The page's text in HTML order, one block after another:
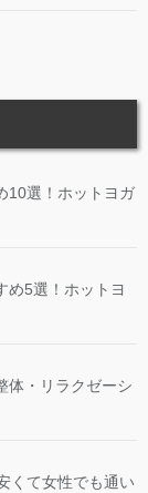
10選！ホットヨガ
め5選！ホットヨ
体・リラクゼーシ
くて女性でも通い